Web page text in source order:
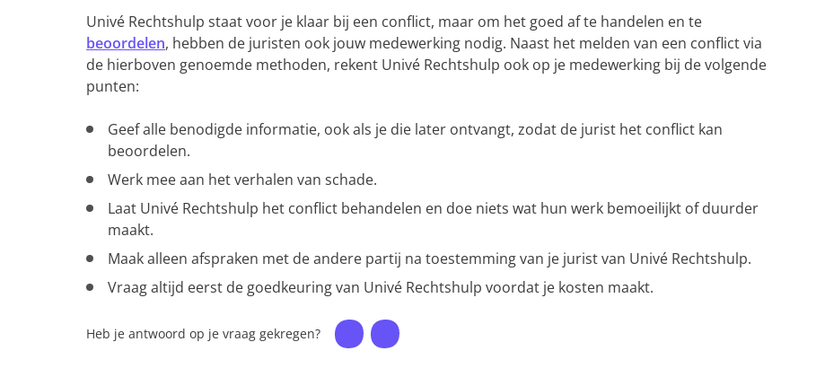
Univé Rechtshulp staat voor je klaar bij een conflict, maar om het goed af te handelen en te
beoordelen, hebben de juristen ook jouw medewerking nodig. Naast het melden van een conflict via
de hierboven genoemde methoden, rekent Univé Rechtshulp ook op je medewerking bij de volgende
punten:
Geef alle benodigde informatie, ook als je die later ontvangt, zodat de jurist het conflict kan
beoordelen.
Werk mee aan het verhalen van schade.
Laat Univé Rechtshulp het conflict behandelen en doe niets wat hun werk bemoeilijkt of duurder
maakt.
Maak alleen afspraken met de andere partij na toestemming van je jurist van Univé Rechtshulp.
Vraag altijd eerst de goedkeuring van Univé Rechtshulp voordat je kosten maakt.
Heb je antwoord op je vraag gekregen?